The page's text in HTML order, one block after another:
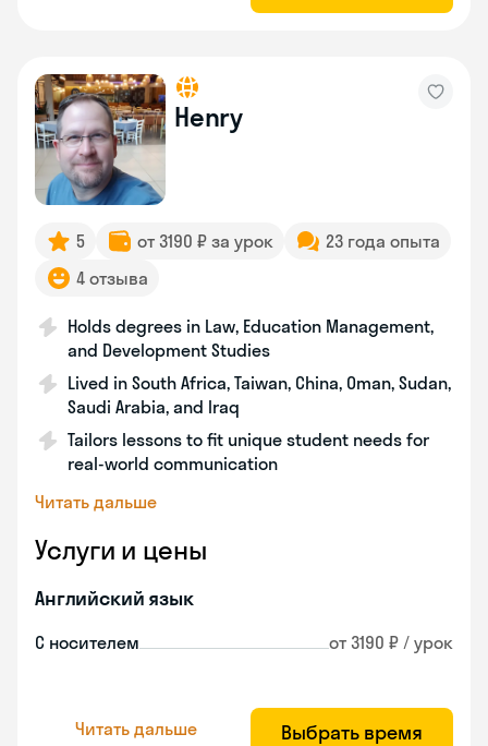
Henry
5 от 3190 ₽ за урок
23 года опыта
4 отзыва
Holds degrees in Law, Education Management,
and Development Studies
Lived in South Africa, Taiwan, China, Oman, Sudan,
Saudi Arabia, and Iraq
Tailors lessons to fit unique student needs for
real-world communication
Читать дальше
Услуги и цены
Английский язык
С носителем от 3190 ₽ / урок
Читать дальше Выбрать время